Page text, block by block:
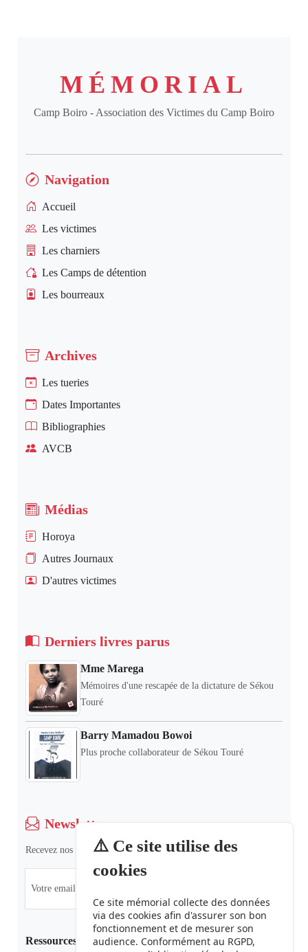
⚠️ Ce site utilise des
cookies
Ce site mémorial collecte des données
via des cookies afin d'assurer son bon
fonctionnement et de mesurer son
audience. Conformément au RGPD,
MÉMORIAL
Camp Boiro - Association des Victimes du Camp Boiro
Navigation
Accueil
Les victimes
Les charniers
Les Camps de détention
Les bourreaux
Archives
Les tueries
Dates Importantes
Bibliographies
AVCB
Médias
Horoya
Autres Journaux
D'autres victimes
Derniers livres parus
Mme Marega
Mémoires d'une rescapée de la dictature de Sékou
Touré
Barry Mamadou Bowoi
Plus proche collaborateur de Sékou Touré
Newsletter
Recevez nos dernières informations et actualités.
Ressources